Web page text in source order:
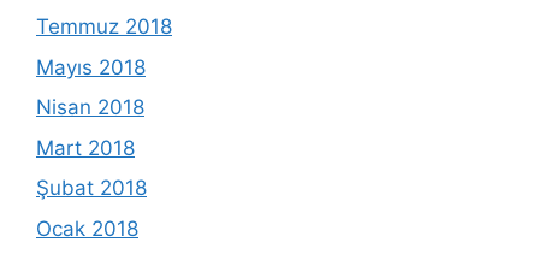
Temmuz 2018
Mayıs 2018
Nisan 2018
Mart 2018
Şubat 2018
Ocak 2018